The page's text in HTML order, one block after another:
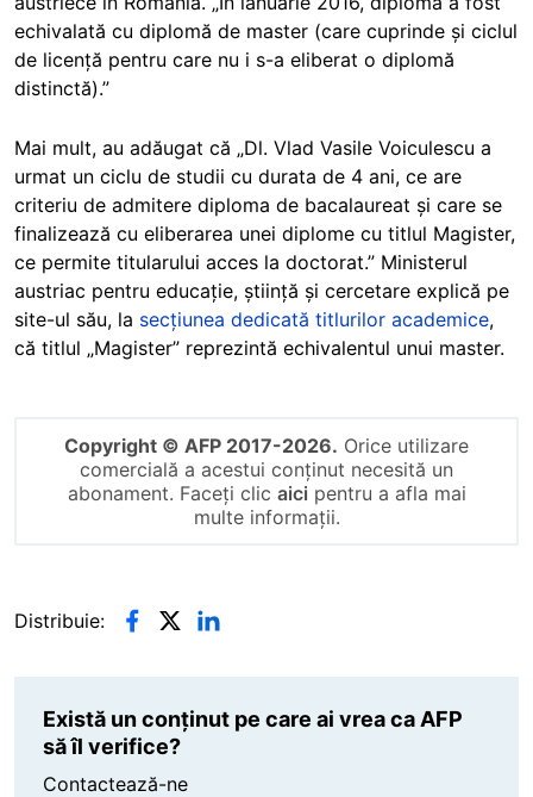
echivalată cu diplomă de master (care cuprinde și ciclul
de licență pentru care nu i s-a eliberat o diplomă
distinctă).”
Mai mult, au adăugat că „Dl. Vlad Vasile Voiculescu a
urmat un ciclu de studii cu durata de 4 ani, ce are
criteriu de admitere diploma de bacalaureat și care se
finalizează cu eliberarea unei diplome cu titlul Magister,
ce permite titularului acces la doctorat.” Ministerul
austriac pentru educație, știință și cercetare explică pe
site-ul său, la secțiunea dedicată titlurilor academice,
că titlul „Magister” reprezintă echivalentul unui master.
Copyright © AFP 2017-2026. Orice utilizare
comercială a acestui conținut necesită un
abonament. Faceți clic aici pentru a afla mai
multe informații.
Distribuie:
Există un conținut pe care ai vrea ca AFP
să îl verifice?
Contactează-ne